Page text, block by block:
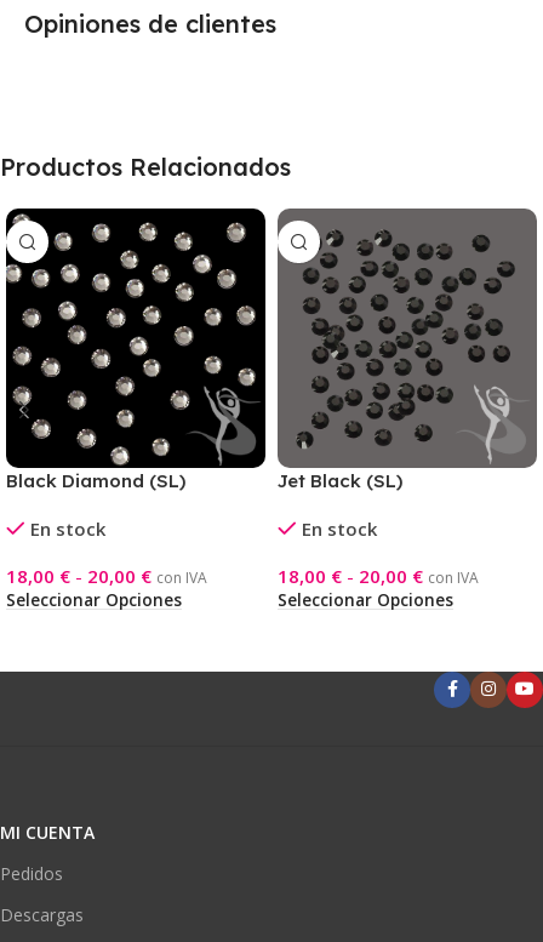
Opiniones de clientes
Productos Relacionados
Black Diamond (SL)
En stock
18,00 € - 20,00 € con IVA
Seleccionar Opciones
Jet Black (SL)
En stock
18,00 € - 20,00 € con IVA
Seleccionar Opciones
MI CUENTA
Pedidos
Descargas